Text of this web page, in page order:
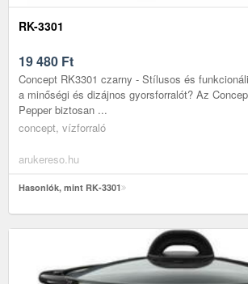
RK-3301
19 480 Ft
Concept RK3301 czarny - Stílusos és
a minőségi és dizájnos gyorsforralót? Az
Pepper biztosan ...
concept, vízforraló
arukereso.hu
Hasonlók, mint RK-3301